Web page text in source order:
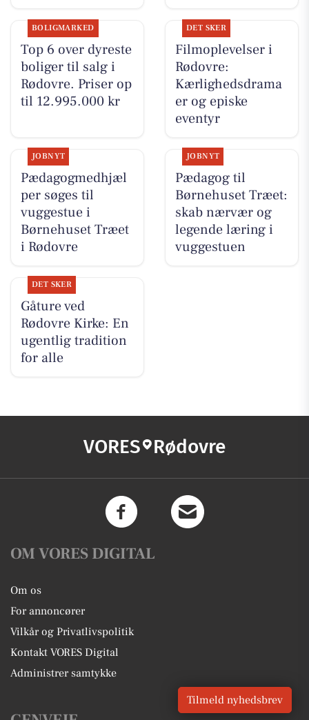
BOLIGMARKED
Top 6 over dyreste
boliger til salg i
Rødovre. Priser op
til 12.995.000 kr
DET SKER
Filmoplevelser i
Rødovre:
Kærlighedsdrama
er og episke
eventyr
JOBNYT
Pædagogmedhjæl
per søges til
vuggestue i
Børnehuset Træet
i Rødovre
JOBNYT
Pædagog til
Børnehuset Træet:
skab nærvær og
legende læring i
vuggestuen
DET SKER
Gåture ved
Rødovre Kirke: En
ugentlig tradition
for alle
VORES Rødovre
OM VORES DIGITAL
Om os
For annoncører
Vilkår og Privatlivspolitik
Kontakt VORES Digital
Administrer samtykke
Tilmeld nyhedsbrev